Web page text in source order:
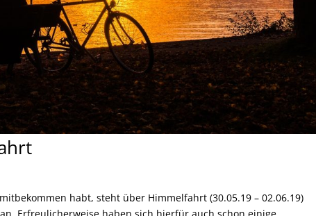
habt, steht über Himmelfahrt (30.05.19 – 02.06.19)